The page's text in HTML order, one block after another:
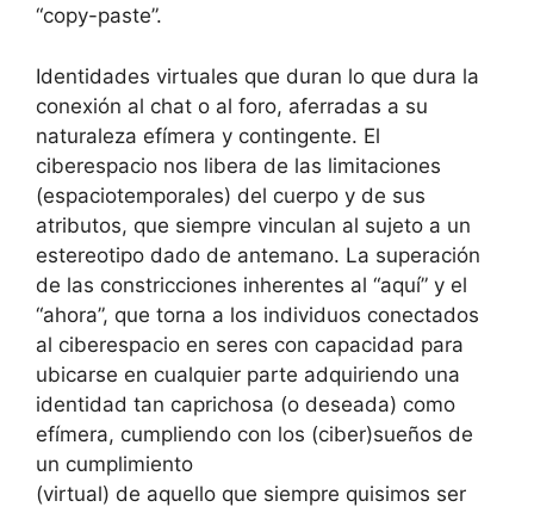
“copy-paste”.
Identidades virtuales que duran lo que dura la
conexión al chat o al foro, aferradas a su
naturaleza efímera y contingente. El
ciberespacio nos libera de las limitaciones
(espaciotemporales) del cuerpo y de sus
atributos, que siempre vinculan al sujeto a un
estereotipo dado de antemano. La superación
de las constricciones inherentes al “aquí” y el
“ahora”, que torna a los individuos conectados
al ciberespacio en seres con capacidad para
ubicarse en cualquier parte adquiriendo una
identidad tan caprichosa (o deseada) como
efímera, cumpliendo con los (ciber)sueños de
un cumplimiento
(virtual) de aquello que siempre quisimos ser